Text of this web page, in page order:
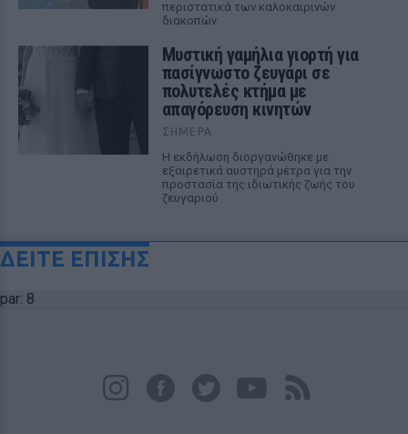
περιστατικά των καλοκαιρινών
διακοπών
Μυστική γαμήλια γιορτή για
πασίγνωστο ζευγάρι σε
πολυτελές κτήμα με
απαγόρευση κινητών
ΣΉΜΕΡΑ
Η εκδήλωση διοργανώθηκε με
εξαιρετικά αυστηρά μέτρα για την
προστασία της ιδιωτικής ζωής του
ζευγαριού
ΔΕΙΤΕ ΕΠΙΣΗΣ
par: 8